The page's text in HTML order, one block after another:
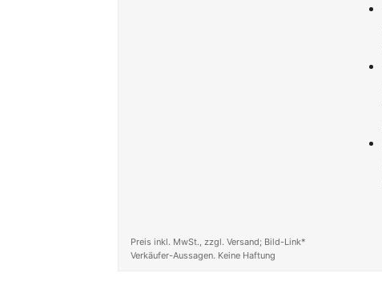
Preis inkl. MwSt., zzgl. Versand; Bild-Link*
Verkäufer-Aussagen. Keine Haftung